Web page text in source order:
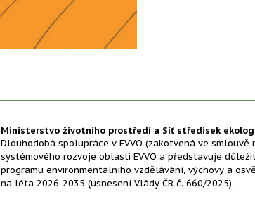
Ministerstvo životního prostředí a Síť středisek
Dlouhodobá spolupráce v EVVO (zakotvená ve
systémového rozvoje oblasti EVVO a představuje
programu environmentálního vzdělávání, výchovy a
na léta 2026-2035 (usnesení Vlády ČR č. 660/2025).